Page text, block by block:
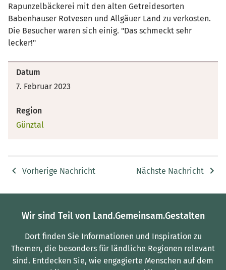
Rapunzelbäckerei mit den alten Getreidesorten
Babenhauser Rotvesen und Allgäuer Land zu verkosten.
Die Besucher waren sich einig. "Das schmeckt sehr
lecker!"
Datum
7. Februar 2023
Region
Günztal
Vorherige Nachricht Nächste Nachricht
Wir sind Teil von Land.Gemeinsam.Gestalten
Dort finden Sie Informationen und Inspiration zu
Themen, die besonders für ländliche Regionen relevant
sind. Entdecken Sie, wie engagierte Menschen auf dem